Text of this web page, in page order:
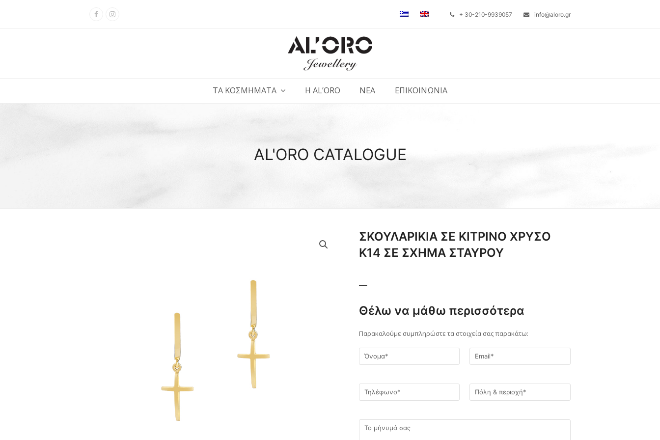
Facebook + 30-210-9939057 info@aloro.gr
ΤΑ ΚΟΣΜΗΜΑΤΑ Η AL’ORO ΝΕΑ ΕΠΙΚΟΙΝΩΝΙΑ
AL'ORO CATALOGUE
ΣΚΟΥΛΑΡΙΚΙΑ ΣΕ ΚΙΤΡΙΝΟ ΧΡΥΣΟ
Κ14 ΣΕ ΣΧΗΜΑ ΣΤΑΥΡΟΥ
Θέλω να μάθω περισσότερα
Παρακαλούμε συμπληρώστε τα στοιχεία σας παρακάτω: